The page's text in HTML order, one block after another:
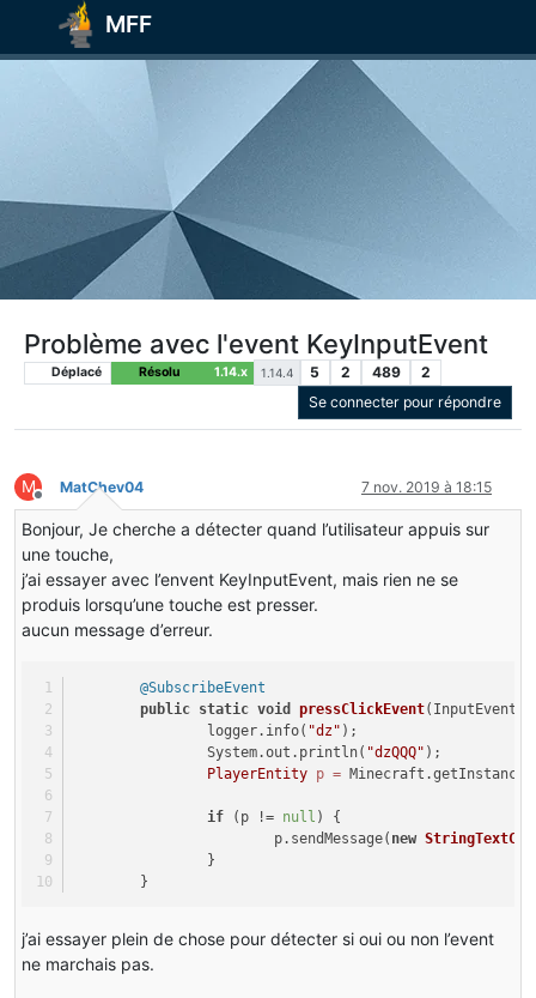
MFF
Problème avec l'event KeyInputEvent
Déplacé Résolu 1.14.x 1.14.4 5 2 489
2
Se connecter pour répondre
M
Hors-ligne
MatChev04 7 nov. 2019 à 18:15
Bonjour, Je cherche a détecter quand l’utilisateur appuis sur
une touche,
j’ai essayer avec l’envent KeyInputEvent, mais rien ne se
produis lorsqu’une touche est presser.
aucun message d’erreur.
@SubscribeEvent
public static void pressClickEvent
		logger.info(
"dz" );
		System.out.println(
"dzQQQ" );
PlayerEntity p =
if (p != null ) {
			p.sendMessage(
new
		}
	}
j’ai essayer plein de chose pour détecter si oui ou non l’event
ne marchais pas.